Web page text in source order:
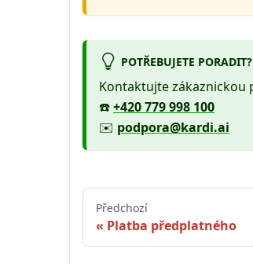
POTŘEBUJETE PORADIT?
Kontaktujte zákaznickou
☎️+420 779 998 100
✉️ podpora@kardi.ai
Předchozí
Platba předplatného